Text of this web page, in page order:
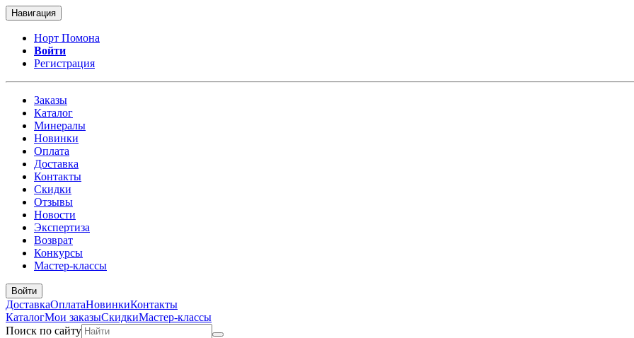
Навигация
Норт Помона
Войти
Регистрация
Заказы
Каталог
Минералы
Новинки
Оплата
Доставка
Контакты
Скидки
Отзывы
Новости
Экспертиза
Возврат
Конкурсы
Мастер-классы
Войти
ДоставкаОплатаНовинкиКонтакты
КаталогМои заказыСкидкиМастер-классы
Поиск по сайту